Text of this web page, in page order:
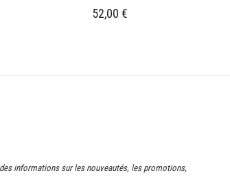
52,00 €
informations sur les nouveautés, les promotions,